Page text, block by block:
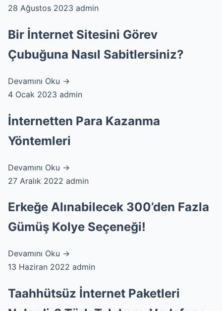
28 Ağustos 2023 admin
Bir İnternet Sitesini Görev
Çubuğuna Nasıl Sabitlersiniz?
Devamını Oku →
4 Ocak 2023 admin
İnternetten Para Kazanma
Yöntemleri
Devamını Oku →
27 Aralık 2022 admin
Erkeğe Alınabilecek 300’den Fazla
Gümüş Kolye Seçeneği!
Devamını Oku →
13 Haziran 2022 admin
Taahhütsüz İnternet Paketleri